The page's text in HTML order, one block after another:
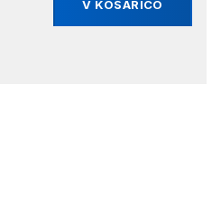
V KOŠARICO